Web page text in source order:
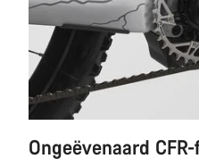
Ongeëvenaard